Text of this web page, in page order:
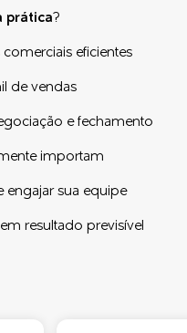
prática ?
eficientes
de vendas
e fechamento
importam
engajar sua equipe
resultado previsível